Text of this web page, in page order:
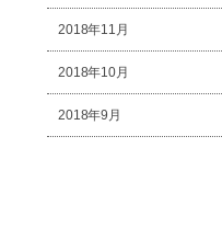
2018年11月
2018年10月
2018年9月